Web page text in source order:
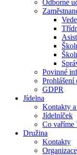
Odborné
Povinné
Prohlášení
GDPR
Jídelna
Kontakty
Jídelníček
Co vaříme
Družina
Kontakty